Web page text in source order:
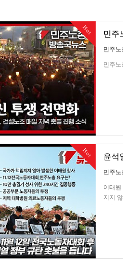
Hot 민주
민주
민주
Hot 윤석
민주
이태
지지